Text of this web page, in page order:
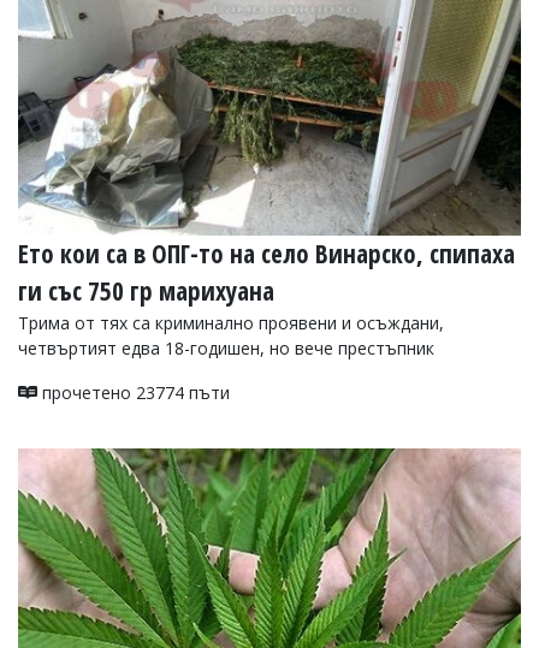
Ето кои са в ОПГ-то на село Винарско, спипаха
ги със 750 гр марихуана
Трима от тях са криминално проявени и осъждани,
четвъртият едва 18-годишен, но вече престъпник
прочетено 23774 пъти